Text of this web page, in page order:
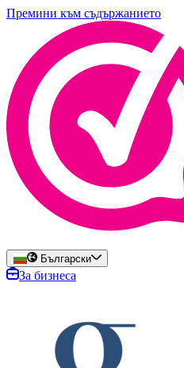
Премини към съдържанието
Български
За бизнеса